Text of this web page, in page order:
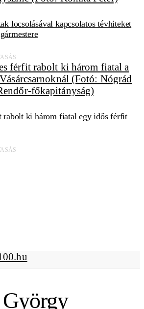
locsolásával kapcsolatos tévhiteket
rabolt ki három fiatal egy idős férfit